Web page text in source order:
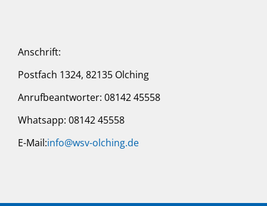
Anschrift:
Postfach 1324, 82135 Olching
Anrufbeantworter: 08142 45558
Whatsapp: 08142 45558
E-Mail:info@wsv-olching.de